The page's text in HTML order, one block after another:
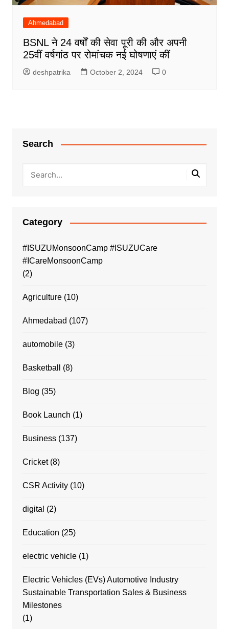
Ahmedabad
BSNL ने 24 वर्षों की सेवा पूरी की और अपनी
25वीं वर्षगांठ पर रोमांचक नई घोषणाएं कीं
deshpatrika October 2, 2024 0
Search
Category
#ISUZUMonsoonCamp #ISUZUCare
#ICareMonsoonCamp
(2)
Agriculture(10)
Ahmedabad (107)
automobile(3)
Basketball (8)
Blog (35)
Book Launch (1)
Business(137)
Cricket(8)
CSR Activity(10)
digital (2)
Education (25)
electric vehicle(1)
Electric Vehicles (EVs) Automotive Industry
Sustainable Transportation Sales & Business
Milestones
(1)